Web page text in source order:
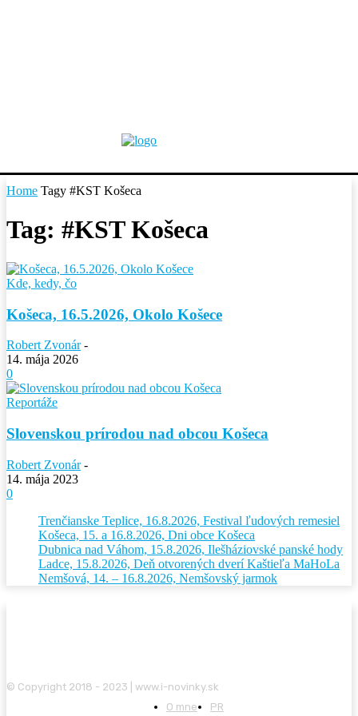
Home Tagy #KST Košeca
Tag: #KST Košeca
Kde, kedy, čo
Košeca, 16.5.2026, Okolo Košece
Robert Zvonár -
14. mája 2026
0
Reportáže
Slovenskou prírodou nad obcou Košeca
Robert Zvonár -
14. mája 2023
0
Trenčianske Teplice, 16.8.2026, Festival ľudových remesiel
Košeca, 15. a 16.8.2026, Dni obce Košeca
Dubnica nad Váhom, 15.8.2026, Ilešháziovské panské hody
Ladce, 15.8.2026, Deň otvorených dverí Kaštieľa MaHoLa
Nemšová, 14. – 16.8.2026, Nemšovský jarmok
© Copyright 2018 - 2023 | www.i-novinky.sk
O mne
PR